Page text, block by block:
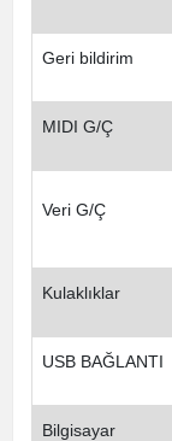
Geri bildirim
MIDI G/Ç
Veri G/Ç
Kulaklıklar
USB BAĞLANTI
Bilgisayar